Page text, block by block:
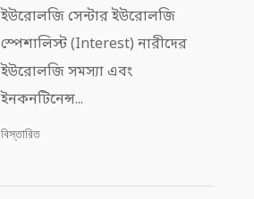
ইউরোলজি সেন্টার ইউরোলজি
স্পেশালিস্ট (Interest) নারীদের
ইউরোলজি সমস্যা এবং
ইনকনটিনেন্স...
বিস্তারিত